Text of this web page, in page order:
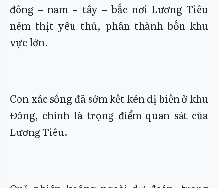
đông – nam – tây – bắc nơi Lương Tiêu
ném thịt yêu thú, phân thành bốn khu
vực lớn.
Con xác sống đã sớm kết kén dị biến ở khu
Đông, chính là trọng điểm quan sát của
Lương Tiêu.